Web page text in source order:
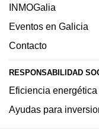
INMOGalia
Eventos en Galicia
Contacto
RESPONSABILIDAD
Eficiencia energética
Ayudas para